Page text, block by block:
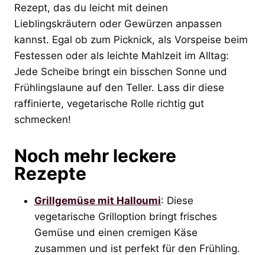
Rezept, das du leicht mit deinen
Lieblingskräutern oder Gewürzen anpassen
kannst. Egal ob zum Picknick, als Vorspeise beim
Festessen oder als leichte Mahlzeit im Alltag:
Jede Scheibe bringt ein bisschen Sonne und
Frühlingslaune auf den Teller. Lass dir diese
raffinierte, vegetarische Rolle richtig gut
schmecken!
Noch mehr leckere
Rezepte
Grillgemüse mit Halloumi: Diese
vegetarische Grilloption bringt frisches
Gemüse und einen cremigen Käse
zusammen und ist perfekt für den Frühling.